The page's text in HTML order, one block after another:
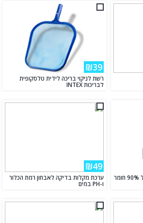
₪39
רשת לניקוי בריכה לידית טלסקופית
לבריכות INTEX
סט 5 טבליות כלור מחוזק בעל 90% חומר
₪49
ערכת מקלות בדיקה לאבחון רמת הכלור
ו-PH במים